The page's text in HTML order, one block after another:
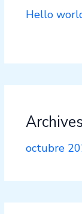
Hello
Archives
octubre